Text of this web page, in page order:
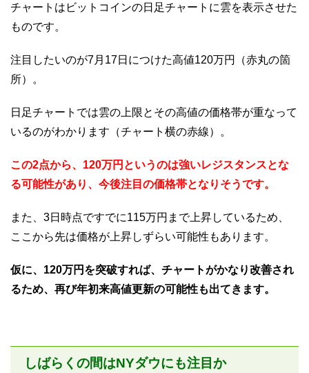
チャートはビットコインの日足チャートに雲を表示させた
ものです。
注目したいのが7月17日につけた高値120万円（赤丸の箇
所）。
日足チャートでは雲の上限とその高値の価格帯が重なって
いるのがわかります（チャート横の赤線）。
この2点から、120万円というのは強いレジスタンスとな
る可能性があり、今後注目の価格帯となりそうです。
また、3日時点ですでに115万円まで上昇しているため、
ここから先は価格が上昇しずらい可能性もあります。
仮に、120万円を突破すれば、チャートがかなり改善され
るため、再び年初来高値更新の可能性も出てきます。
しばらくの間はNYダウにも注目か